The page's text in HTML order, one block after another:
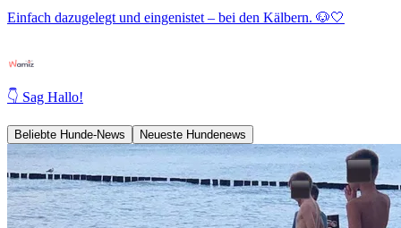
Einfach dazugelegt und eingenistet – bei den Kälbern. 🐶🤍
👇 Sag Hallo!
Beliebte Hunde-News Neueste Hundenews